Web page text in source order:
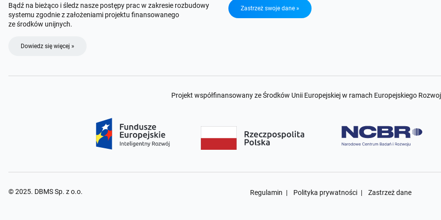
Bądź na bieżąco i śledz nasze postępy prac w zakresie rozbudowy
systemu zgodnie z założeniami projektu finansowanego
ze środków unijnych.
Dowiedz się więcej »
Zastrzeż swoje dane »
Projekt współfinansowany ze Środków Unii Europejskiej w ramach Europejskiego
Regulamin Polityka prywatności Zastrzeż dane
© 2025. DBMS Sp. z o.o.